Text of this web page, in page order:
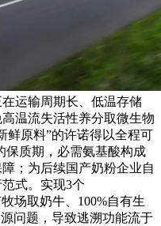
运输周期长、低温存储
温流失活性养分取微生物
鲜原料”的许诺得以全程可
质期，必需氨基酸构成
；为后续国产奶粉企业自
式。实现3个
场取奶牛、100%自有生
问题，导致逃溯功能流于